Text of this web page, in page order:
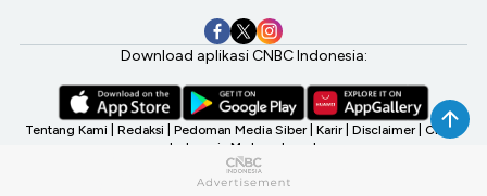
Download aplikasi CNBC Indonesia:
Tentang Kami Redaksi Pedoman Media Siber Karir Disclaimer CNBC
Indonesia My Investment
©2026 CNBC Indonesia, A Transmedia Company